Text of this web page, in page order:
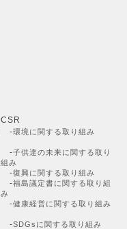
CSR
-環境に関する取り組み
-子供達の未来に関する取り
組み
-復興に関する取り組み
-福島議定書に関する取り組
み
-健康経営に関する取り組み
-SDGsに関する取り組み